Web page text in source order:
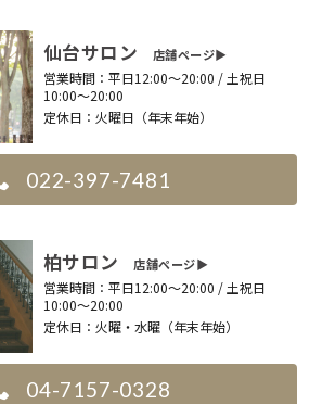
仙台サロン 店舗ページ▶︎
営業時間： 平日12:00〜20:00 / 土祝日
10:00〜20:00
定休日： 火曜日（年末年始）
022-397-7481
柏サロン店舗ページ▶︎
営業時間： 平日12:00〜20:00 / 土祝日
10:00〜20:00
定休日： 火曜・水曜（年末年始）
04-7157-0328